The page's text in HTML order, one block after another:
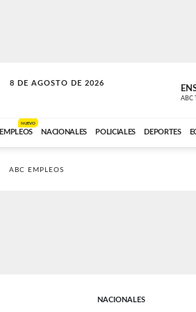
8 DE AGOSTO DE 2026
SOLO MÚSICA
ABC
EMPLEOS
NUEVO
NACIONALES POLICIALES DEPORTES
ABC EMPLEOS
NACIONALES